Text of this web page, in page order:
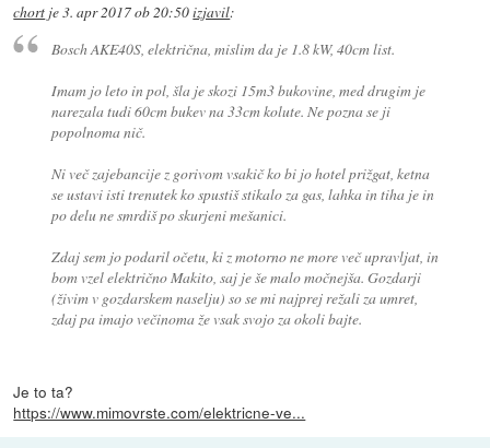
chort je3. apr 2017 ob 20:50izjavil:
Bosch AKE40S, električna, mislim da je 1.8 kW, 40cm list.
Imam jo leto in pol, šla je skozi 15m3 bukovine, med drugim je
narezala tudi 60cm bukev na 33cm kolute. Ne pozna se ji
popolnoma nič.
Ni več zajebancije z gorivom vsakič ko bi jo hotel prižgat, ketna
se ustavi isti trenutek ko spustiš stikalo za gas, lahka in tiha je in
po delu ne smrdiš po skurjeni mešanici.
Zdaj sem jo podaril očetu, ki z motorno ne more več upravljat, in
bom vzel električno Makito, saj je še malo močnejša. Gozdarji
(živim v gozdarskem naselju) so se mi najprej režali za umret,
zdaj pa imajo večinoma že vsak svojo za okoli bajte.
Je to ta?
https://www.mimovrste.com/elektricne-ve...